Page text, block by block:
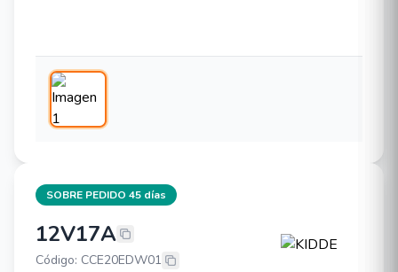
SOBRE PEDIDO 45 días
KIDDE 12V17A
12V17A
Código: CCE20EDW01